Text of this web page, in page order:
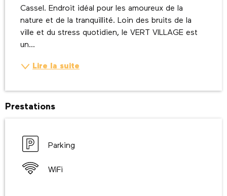
Cassel. Endroit idéal pour les amoureux de la
nature et de la tranquillité. Loin des bruits de la
ville et du stress quotidien, le VERT VILLAGE est
un...
Lire la suite
Prestations
Parking
WiFi